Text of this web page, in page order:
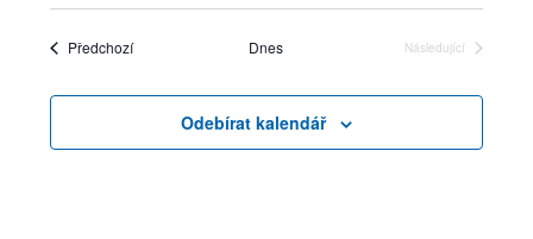
PředchozíAkce Dnes
Následující
Odebírat kalendář